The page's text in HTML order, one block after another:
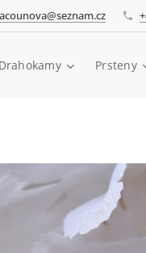
Drahokamy Prsteny